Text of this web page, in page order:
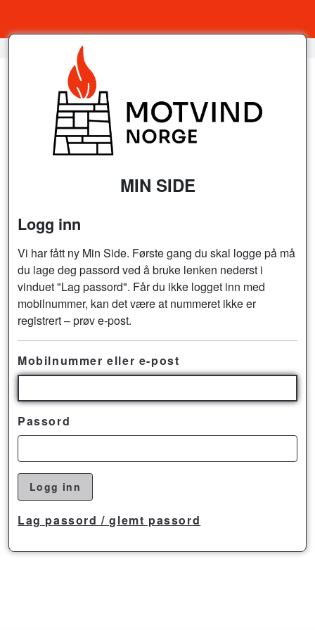
MIN SIDE
Logg inn
Vi har fått ny Min Side. Første gang du skal logge på må
du lage deg passord ved å bruke lenken nederst i
vinduet "Lag passord". Får du ikke logget inn med
mobilnummer, kan det være at nummeret ikke er
registrert – prøv e-post.
Mobilnummer eller e-post
Passord
Logg inn
Lag passord / glemt passord